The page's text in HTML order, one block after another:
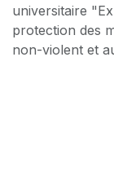
universitaire
protection des
non-violent et